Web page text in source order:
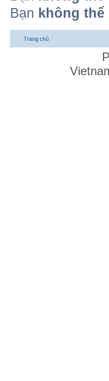
Bạn không thể
Trang chủ